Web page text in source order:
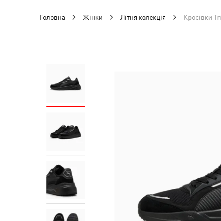
Головна Жінки Літня колекція Кросівки